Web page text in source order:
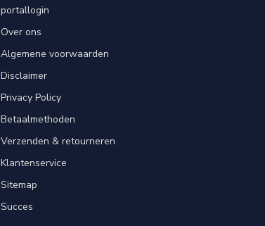
portallogin
Over ons
Algemene voorwaarden
Disclaimer
Privacy Policy
Betaalmethoden
Verzenden & retourneren
Klantenservice
Sitemap
Succes